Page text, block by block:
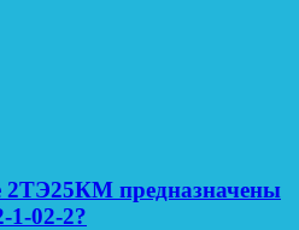
2ТЭ25КМ предназначены
1-02-2?